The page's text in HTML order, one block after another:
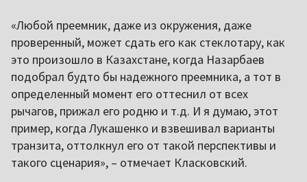
«Любой преемник, даже из окружения, даже
проверенный, может сдать его как стеклотару, как
это произошло в Казахстане, когда Назарбаев
подобрал будто бы надежного преемника, а тот в
определенный момент его оттеснил от всех
рычагов, прижал его родню и т.д. И я думаю, этот
пример, когда Лукашенко и взвешивал варианты
транзита, оттолкнул его от такой перспективы и
такого сценария», – отмечает Класковский.